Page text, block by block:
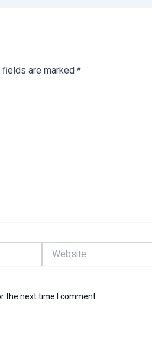
fields are marked*
Website
the next time I comment.